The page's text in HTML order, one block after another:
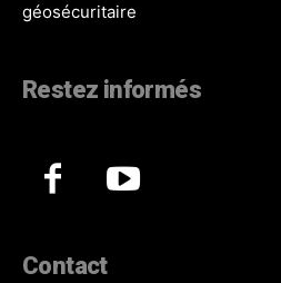
géosécuritaire
Restez informés
Contact